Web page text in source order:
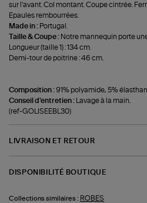
sur l'avant. Col montant. Coupe cintrée.
Epaules rembourrées.
Made in : Portugal.
Taille & Coupe : Notre mannequin porte
Longueur (taille 1) : 134 cm.
Demi-tour de poitrine : 46 cm.
Composition : 91% polyamide, 5%
Conseil d'entretien :
Lavage à la main.
(ref-GOLISEEBL30)
LIVRAISON ET RETOUR
DISPONIBILITÉ BOUTIQUE
Collections similaires : ROBES